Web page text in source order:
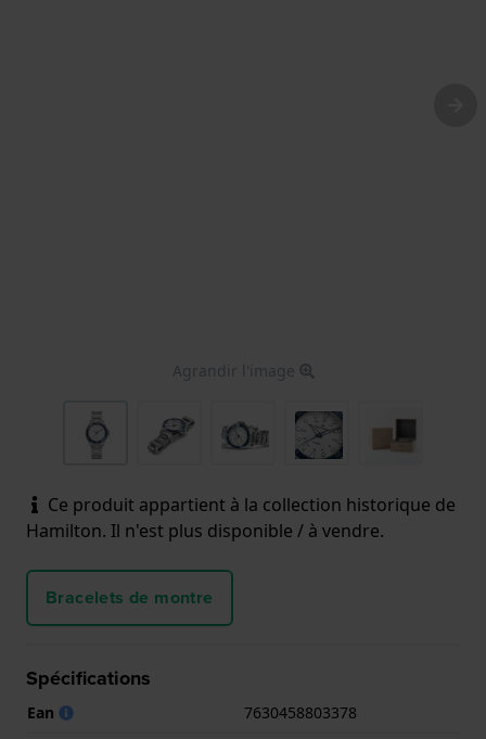
Agrandir l'image
Ce produit appartient à la collection historique de
Hamilton. Il n'est plus disponible / à vendre.
Bracelets de montre
Spécifications
Ean
7630458803378